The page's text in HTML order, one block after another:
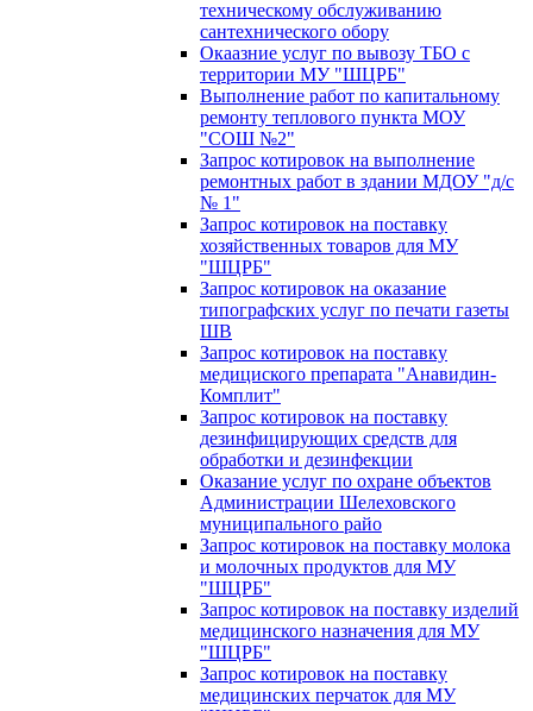
техническому обслуживанию
сантехнического обору
Окаазние услуг по вывозу ТБО с
территории МУ "ШЦРБ"
Выполнение работ по капитальному
ремонту теплового пункта МОУ
"СОШ №2"
Запрос котировок на выполнение
ремонтных работ в здании МДОУ "д/с
№ 1"
Запрос котировок на поставку
хозяйственных товаров для МУ
"ШЦРБ"
Запрос котировок на оказание
типографских услуг по печати газеты
ШВ
Запрос котировок на поставку
медициского препарата "Анавидин-
Комплит"
Запрос котировок на поставку
дезинфицирующих средств для
обработки и дезинфекции
Оказание услуг по охране объектов
Администрации Шелеховского
муниципального райо
Запрос котировок на поставку молока
и молочных продуктов для МУ
"ШЦРБ"
Запрос котировок на поставку изделий
медицинского назначения для МУ
"ШЦРБ"
Запрос котировок на поставку
медицинских перчаток для МУ